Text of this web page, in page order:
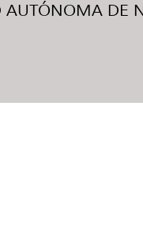
AUTÓNOMA DE